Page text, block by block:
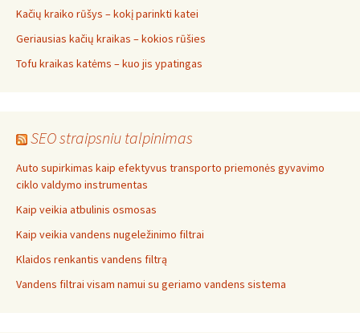
Kačių kraiko rūšys – kokį parinkti katei
Geriausias kačių kraikas – kokios rūšies
Tofu kraikas katėms – kuo jis ypatingas
SEO straipsniu talpinimas
Auto supirkimas kaip efektyvus transporto priemonės gyvavimo
ciklo valdymo instrumentas
Kaip veikia atbulinis osmosas
Kaip veikia vandens nugeležinimo filtrai
Klaidos renkantis vandens filtrą
Vandens filtrai visam namui su geriamo vandens sistema